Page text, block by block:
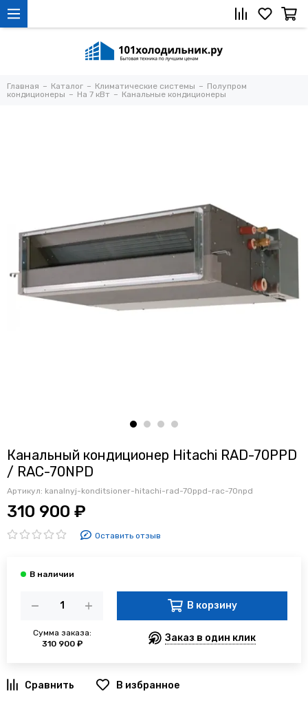
Главная Каталог Климатические системы
Полупром
кондиционеры
На 7 кВт Канальные кондиционеры
Канальный кондиционер Hitachi RAD-70PPD
/ RAC-70NPD
Артикул: kanalnyj-konditsioner-hitachi-rad-70ppd-rac-70npd
310 900 ₽
Оставить отзыв
Сумма заказа:
310 900 ₽
В корзину
Заказ в один клик
В избранное